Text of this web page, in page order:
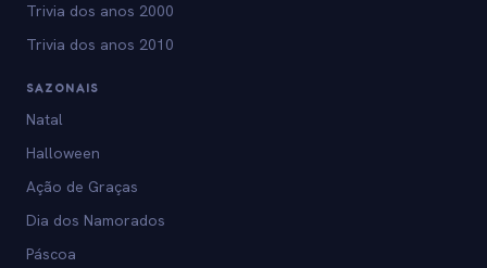
Trivia dos anos 2000
Trivia dos anos 2010
SAZONAIS
Natal
Halloween
Ação de Graças
Dia dos Namorados
Páscoa